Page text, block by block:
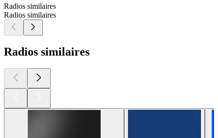
Radios similaires
Radios similaires
Radios similaires